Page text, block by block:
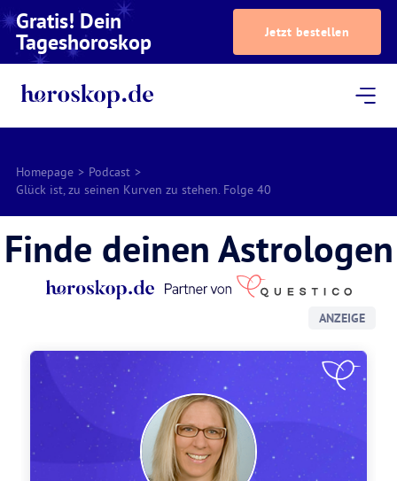
Gratis! Dein
Tageshoroskop Jetzt bestellen
Homepage > Podcast >
Glück ist, zu seinen Kurven zu stehen. Folge 40
Finde deinen Astrologen
ANZEIGE